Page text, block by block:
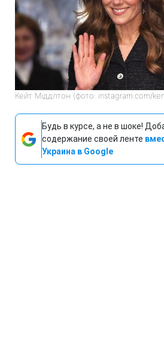
Кейт Міддлтон (фото: instagram.com/
Будь в курсе, а не в шоке!
содержание своей ленте
Украина в Google